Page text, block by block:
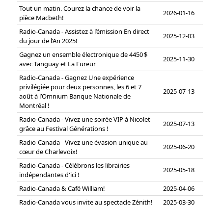
Tout un matin. Courez la chance de voir la
pièce Macbeth!
2026-01-16
Radio-Canada - Assistez à l’émission En direct
du jour de l’An 2025!
2025-12-03
Gagnez un ensemble électronique de 4450 $
avec Tanguay et La Fureur
2025-11-30
Radio-Canada - Gagnez Une expérience
privilégiée pour deux personnes, les 6 et 7
août à l’Omnium Banque Nationale de
Montréal !
2025-07-13
Radio-Canada - Vivez une soirée VIP à Nicolet
grâce au Festival Générations !
2025-07-13
Radio-Canada - Vivez une évasion unique au
cœur de Charlevoix!
2025-06-20
Radio-Canada - Célébrons les librairies
indépendantes d'ici !
2025-05-18
Radio-Canada & Café William!
2025-04-06
Radio-Canada vous invite au spectacle Zénith!
2025-03-30